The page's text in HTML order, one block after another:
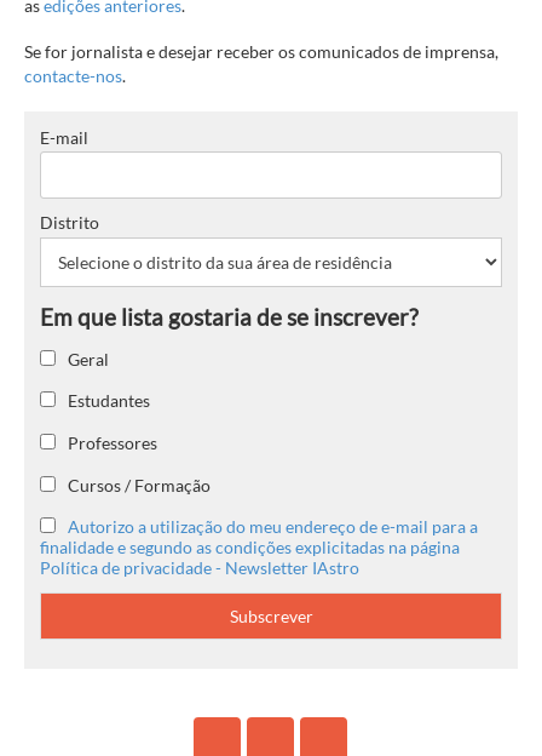
asedições anteriores.
Se for jornalista e desejar receber os comunicados de imprensa,
contacte-nos.
E-mail
Distrito
Geral
Estudantes
Professores
Cursos / Formação
Autorizo a utilização do meu endereço de e-mail para a
finalidade e segundo as condições explicitadas na página
Política de privacidade - Newsletter IAstro